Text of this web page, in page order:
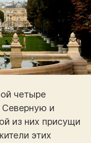
четыре
Северную и
из них присущи
этих